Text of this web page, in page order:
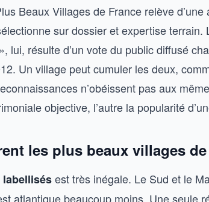
Beaux Villages de France relève
sur dossier et expertise terrain.
lui, résulte d’un vote du public diffusé
Un village peut cumuler les deux,
n’obéissent pas aux
objective, l’autre la popularité
les plus beaux villages
est très inégale. Le Sud et le
atlantique beaucoup moins. Une seule